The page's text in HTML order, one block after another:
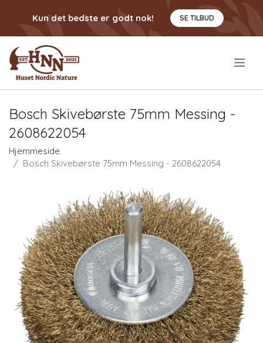
Kun det bedste er godt nok! SE TILBUD
Bosch Skivebørste 75mm Messing -
2608622054
Hjemmeside
Bosch Skivebørste 75mm Messing - 2608622054